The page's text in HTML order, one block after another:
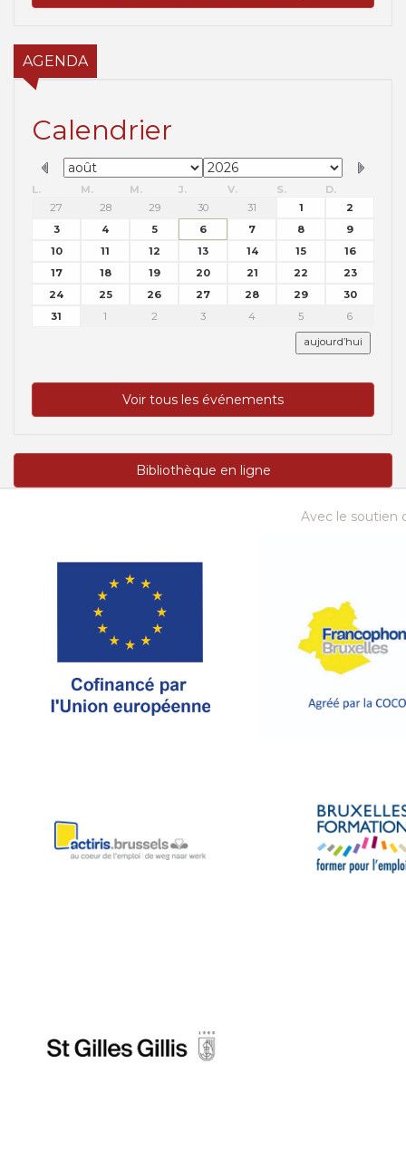
AGENDA
Calendrier
L. M. M. J. V. S.
D.
27
28 29 30 31 1
2
3
4 5 6 7 8
9
10
11 12 13 14 15
16
17
18 19 20 21 22
23
24
25 26 27 28 29
30
31
1 2 3 4 5 6
aujourd’hui
Voir tous les événements
Bibliothèque en ligne
Avec le soutien